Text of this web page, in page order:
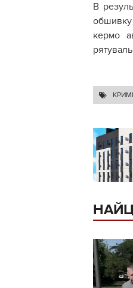
В
обшивку
кермо